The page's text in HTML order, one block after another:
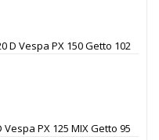
D Vespa PX 150 Getto 102
PX 125 MIX Getto 95